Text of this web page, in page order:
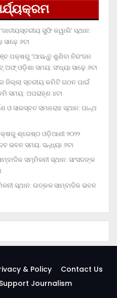
ସୁଫି କୱାଲି’ ସ୍ଥାନ:
୬ଟା
ପକ୍ଷରୁ ‘ଆସନ୍ତୁ ଶୁଣିବା ନିରଂଜନ
ଓଡ଼ିଶା ସମୟ: ସଂଧ୍ୟା ସାଢ଼େ ୬ଟା
ଜିଲ୍ଲା ସ୍ତରୀୟ କମିଟି ଗଠନ ପାଇଁ
ସମୟ: ଅପରାହ୍‌ଣ ୪ଟା
ଓ ସାରସ୍ବତ ସମାରୋହ ସ୍ଥାନ: ପାନ୍ଥ
ଶ୍ରେଷ୍ଠ ଓଡ଼ିଆଣୀ ୨୦୨୨
ଭବନ ସମୟ: ସନ୍ଧ୍ୟା ୬ଟା
ସମ୍ମିଳନୀ ସ୍ଥାନ: ସାଂସଦଙ୍କ
ସ୍ଥାନ: ଉତ୍କଳ ସାମ୍ବାଦିକ ଭବନ
& Policy
Contact Us
Support Journalism